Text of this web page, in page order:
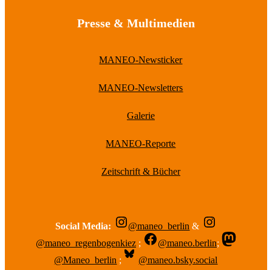
Presse & Multimedien
MANEO-Newsticker
MANEO-Newsletters
Galerie
MANEO-Reporte
Zeitschrift & Bücher
Social Media: @maneo_berlin &
@maneo_regenbogenkiez ; @maneo.berlin;
@Maneo_berlin ; @maneo.bsky.social